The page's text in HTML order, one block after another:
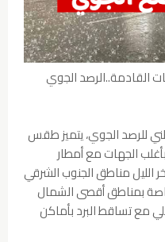
القادمة..الرصد الجوي
للرصد الجوي، يتميز طقس
بأغلب الجهات مع أمطار
الليل مناطق الجنوب الشرقي
بمناطق أقصى الشمال
مع تساقط البرد بأماكن